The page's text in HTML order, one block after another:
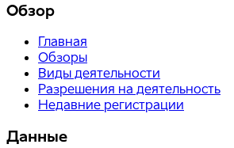
Обзор
Главная
Обзоры
Виды деятельности
Разрешения на деятельность
Недавние регистрации
Данные